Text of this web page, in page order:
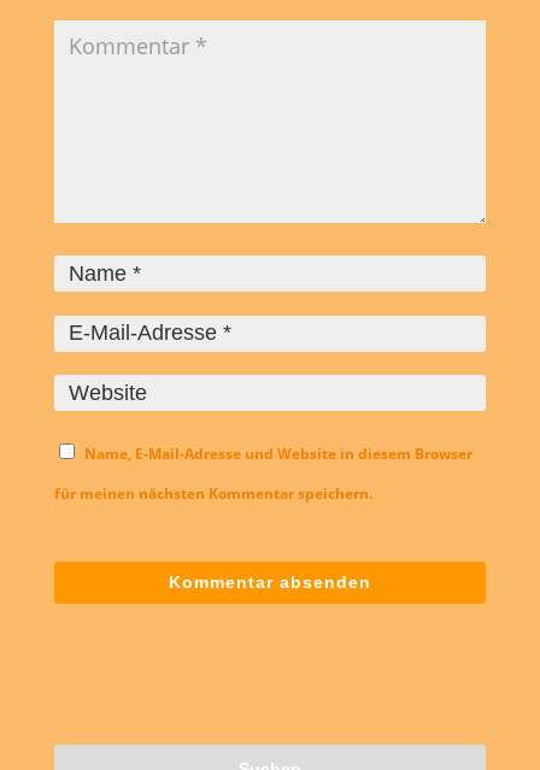
Name, E-Mail-Adresse und Website in diesem Browser
für meinen nächsten Kommentar speichern.